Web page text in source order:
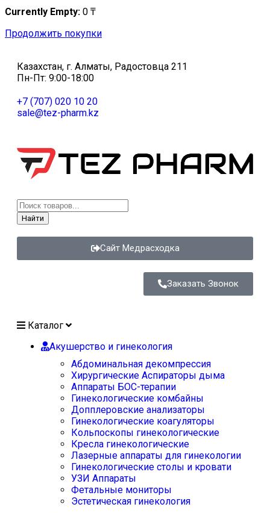
Currently Empty: 0 ₸
Продолжить покупки
Казахстан, г. Алматы, Радостовца 211
Пн-Пт: 9:00-18:00
+7 (707) 020 10 20
sale@tez-pharm.kz
Найти
Сайт Медрасходка
Заказать Звонок
Каталог
Акушерство и гинекология
Абдоминальная декомпрессия
Хирургические Аспираторы дыма
Аппараты БОС-терапии
Гинекологические комбайны
Допплеровские анализаторы
Гинекологические коагуляторы
Кольпоскопы гинекологические
Кресла гинекологические
Лазерные аппараты для гинекологии
Гинекологические столы и кровати
УЗИ Аппараты
Фетальные мониторы
Эстетическая гинекология